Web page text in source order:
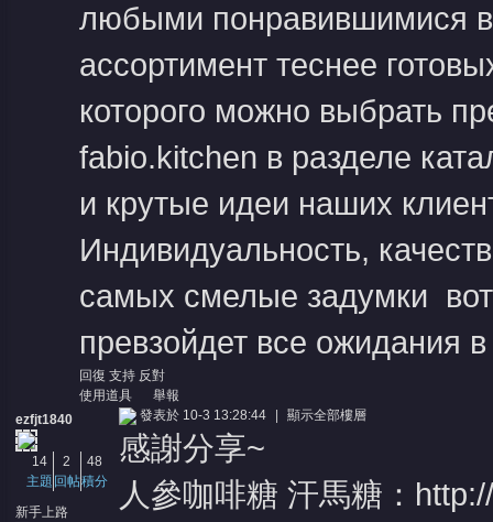
любыми понравившимися
ассортимент теснее
которого можно выбрать
fabio.kitchen в разделе
и крутые идеи наших
Индивидуальность,
самых смелые задумки вот
превзойдет все ожидания
回復 支持 反對
使用道具
舉報
ezfjt1840
14
主題
2
回帖
48
積分
新手上路
發表於 10-3 13:28:44 顯示全部樓層
感謝分享~
人參咖啡糖 汗馬糖：